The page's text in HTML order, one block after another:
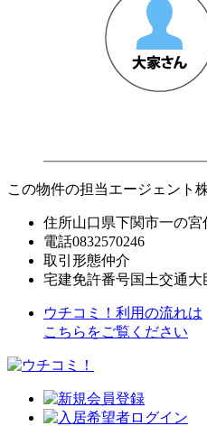
この物件の担当エージェント
住所山口県下関市一の宮
電話0832570246
取引形態仲介
宅建免許番号国土交通大
ウチコミ！利用の流れは
こちらをご覧ください